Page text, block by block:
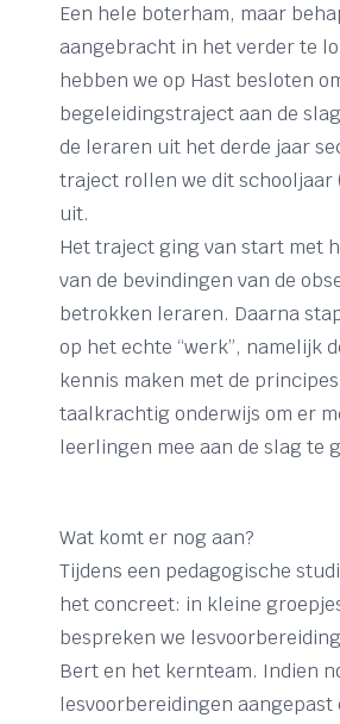
Een hele boterham, maar
aangebracht in het verder te
hebben we op Hast besloten
begeleidingstraject aan de
de leraren uit het derde jaar
traject rollen we dit schooljaar
uit.
Het traject ging van start met
van de bevindingen van de
betrokken leraren. Daarna
op het echte “werk”, namelijk
kennis maken met de
taalkrachtig onderwijs om er
leerlingen mee aan de slag te
Wat komt er nog aan?
Tijdens een pedagogische
het concreet: in kleine
bespreken we
Bert en het kernteam. Indien
lesvoorbereidingen aangepast